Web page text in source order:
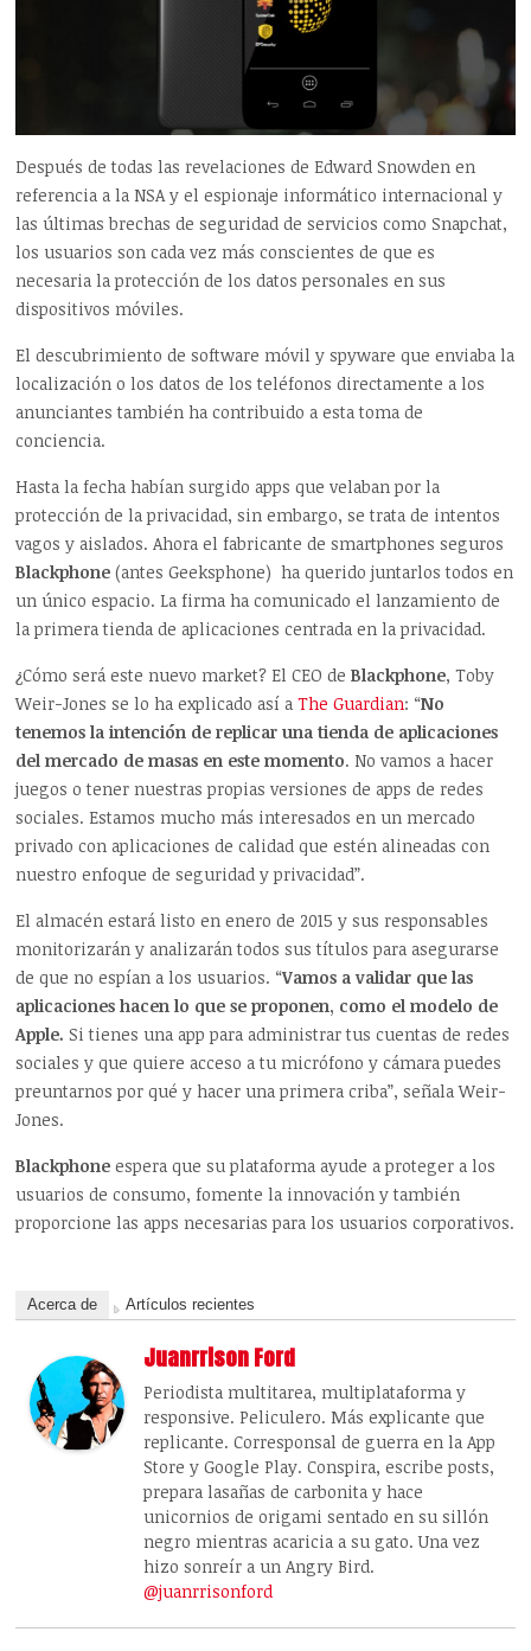
Después de todas las revelaciones de Edward Snowden en
referencia a la NSA y el espionaje informático internacional y
las últimas brechas de seguridad de servicios como Snapchat,
los usuarios son cada vez más conscientes de que es
necesaria la protección de los datos personales en sus
dispositivos móviles.
El descubrimiento de software móvil y spyware que enviaba la
localización o los datos de los teléfonos directamente a los
anunciantes también ha contribuido a esta toma de
conciencia.
Hasta la fecha habían surgido apps que velaban por la
protección de la privacidad, sin embargo, se trata de intentos
vagos y aislados. Ahora el fabricante de smartphones seguros
Blackphone (antes Geeksphone) ha querido juntarlos todos en
un único espacio. La firma ha comunicado el lanzamiento de
la primera tienda de aplicaciones centrada en la privacidad.
¿Cómo será este nuevo market? El CEO deBlackphone, Toby
Weir-Jones se lo ha explicado así aThe Guardian: “No
tenemos la intención de replicar una tienda de aplicaciones
del mercado de masas en este momento. No vamos a hacer
juegos o tener nuestras propias versiones de apps de redes
sociales. Estamos mucho más interesados en un mercado
privado con aplicaciones de calidad que estén alineadas con
nuestro enfoque de seguridad y privacidad”.
El almacén estará listo en enero de 2015 y sus responsables
monitorizarán y analizarán todos sus títulos para asegurarse
de que no espían a los usuarios. “Vamos a validar que las
aplicaciones hacen lo que se proponen, como el modelo de
Apple. Si tienes una app para administrar tus cuentas de redes
sociales y que quiere acceso a tu micrófono y cámara puedes
preuntarnos por qué y hacer una primera criba”, señala Weir-
Jones.
Blackphone espera que su plataforma ayude a proteger a los
usuarios de consumo, fomente la innovación y también
proporcione las apps necesarias para los usuarios corporativos.
Acerca de Artículos recientes
Juanrrison Ford
Periodista multitarea, multiplataforma y
responsive. Peliculero. Más explicante que
replicante. Corresponsal de guerra en la App
Store y Google Play. Conspira, escribe posts,
prepara lasañas de carbonita y hace
unicornios de origami sentado en su sillón
negro mientras acaricia a su gato. Una vez
hizo sonreír a un Angry Bird.
@juanrrisonford